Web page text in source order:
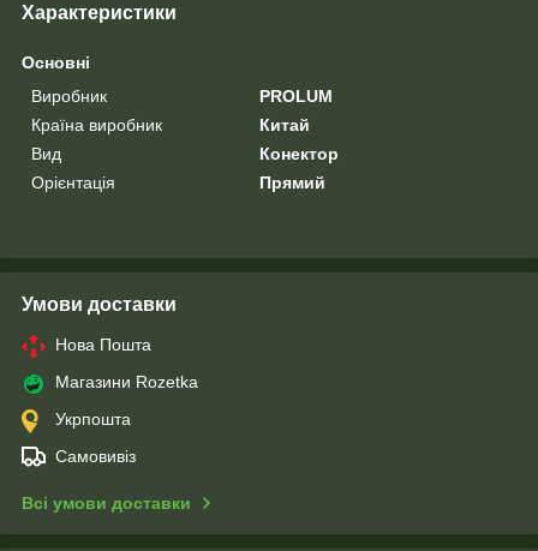
Характеристики
Основні
Виробник
PROLUM
Країна виробник
Китай
Вид
Конектор
Орієнтація
Прямий
Умови доставки
Нова Пошта
Магазини Rozetka
Укрпошта
Самовивіз
Всі умови доставки